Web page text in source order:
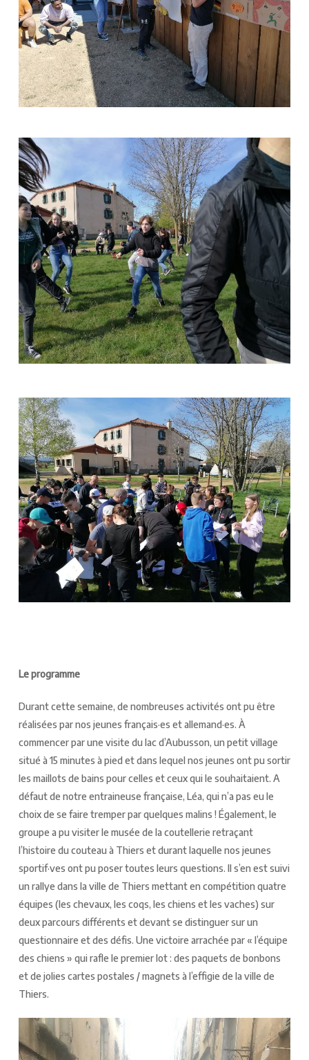
Le programme
Durant cette semaine, de nombreuses activités ont pu être
réalisées par nos jeunes français·es et allemand·es. À
commencer par une visite du lac d’Aubusson, un petit village
situé à 15 minutes à pied et dans lequel nos jeunes ont pu sortir
les maillots de bains pour celles et ceux qui le souhaitaient. A
défaut de notre entraineuse française, Léa, qui n’a pas eu le
choix de se faire tremper par quelques malins ! Également, le
groupe a pu visiter le musée de la coutellerie retraçant
l’histoire du couteau à Thiers et durant laquelle nos jeunes
sportif·ves ont pu poser toutes leurs questions. Il s’en est suivi
un rallye dans la ville de Thiers mettant en compétition quatre
équipes (les chevaux, les coqs, les chiens et les vaches) sur
deux parcours différents et devant se distinguer sur un
questionnaire et des défis. Une victoire arrachée par « l’équipe
des chiens » qui rafle le premier lot : des paquets de bonbons
et de jolies cartes postales / magnets à l’effigie de la ville de
Thiers.